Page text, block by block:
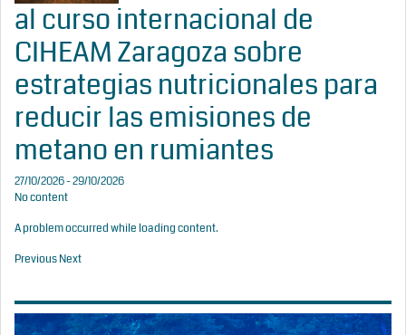
al curso internacional de
CIHEAM Zaragoza sobre
estrategias nutricionales para
reducir las emisiones de
metano en rumiantes
27/10/2026 - 29/10/2026
No content
A problem occurred while loading content.
PreviousNext